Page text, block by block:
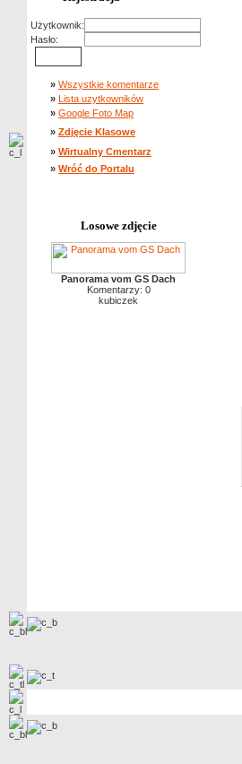
Użytkownik:
Hasło:
» Wszystkie komentarze
» Lista uzytkowników
» Google Foto Map
» Zdjęcie Klasowe
» Wirtualny Cmentarz
» Wróć do Portalu
Losowe zdjęcie
Panorama vom GS Dach
Komentarzy: 0
kubiczek